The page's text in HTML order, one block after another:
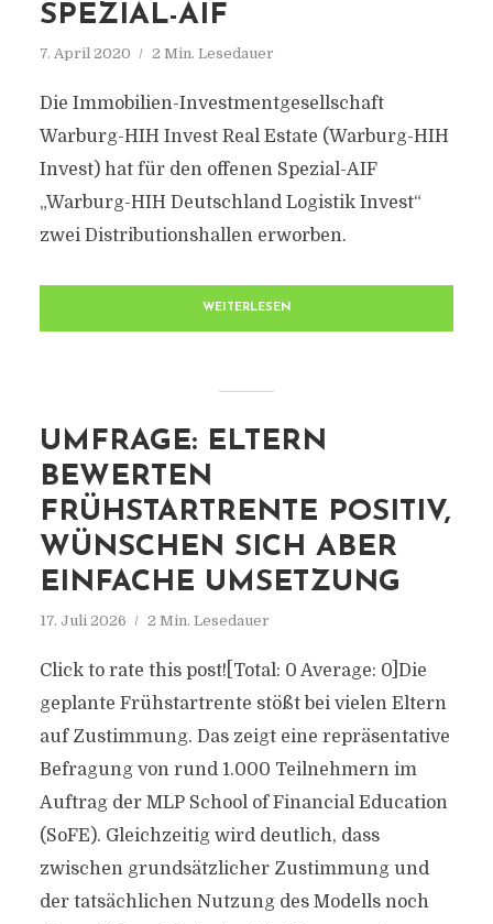
SPEZIAL-AIF
7. April 2020 2 Min. Lesedauer
Die Immobilien-Investmentgesellschaft
Warburg-HIH Invest Real Estate (Warburg-HIH
Invest) hat für den offenen Spezial-AIF
„Warburg-HIH Deutschland Logistik Invest“
zwei Distributionshallen erworben.
WEITERLESEN
UMFRAGE: ELTERN
BEWERTEN
FRÜHSTARTRENTE POSITIV,
WÜNSCHEN SICH ABER
EINFACHE UMSETZUNG
17. Juli 2026 2 Min. Lesedauer
Click to rate this post![Total: 0 Average: 0]Die
geplante Frühstartrente stößt bei vielen Eltern
auf Zustimmung. Das zeigt eine repräsentative
Befragung von rund 1.000 Teilnehmern im
Auftrag der MLP School of Financial Education
(SoFE). Gleichzeitig wird deutlich, dass
zwischen grundsätzlicher Zustimmung und
der tatsächlichen Nutzung des Modells noch